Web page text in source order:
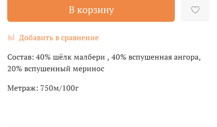
В корзину
Добавить в сравнение
Состав: 40% шёлк малбери , 40% вспушенная ангора,
20% вспушенный меринос
Метраж: 750м/100г